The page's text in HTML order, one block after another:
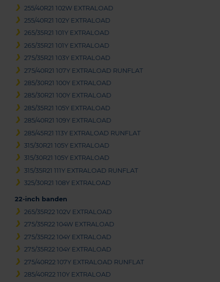
255/40R21 102W EXTRALOAD
255/40R21 102Y EXTRALOAD
265/35R21 101Y EXTRALOAD
265/35R21 101Y EXTRALOAD
275/35R21 103Y EXTRALOAD
275/40R21 107Y EXTRALOAD RUNFLAT
285/30R21 100Y EXTRALOAD
285/30R21 100Y EXTRALOAD
285/35R21 105Y EXTRALOAD
285/40R21 109Y EXTRALOAD
285/45R21 113Y EXTRALOAD RUNFLAT
315/30R21 105Y EXTRALOAD
315/30R21 105Y EXTRALOAD
315/35R21 111Y EXTRALOAD RUNFLAT
325/30R21 108Y EXTRALOAD
22-inch banden
265/35R22 102V EXTRALOAD
275/35R22 104W EXTRALOAD
275/35R22 104Y EXTRALOAD
275/35R22 104Y EXTRALOAD
275/40R22 107Y EXTRALOAD RUNFLAT
285/40R22 110Y EXTRALOAD